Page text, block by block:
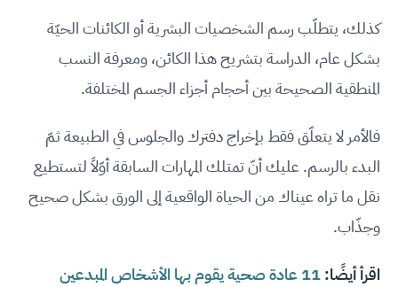
كذلك، يتطلّب رسم الشخصيات البشرية أو الكائنات الحيّة
بشكل عام، الدراسة بتشريح هذا الكائن، ومعرفة النسب
المنطقية الصحيحة بين أحجام أجزاء الجسم المختلفة.
فالأمر لا يتعلّق فقط بإخراج دفترك والجلوس في الطبيعة ثمّ
البدء بالرسم. عليك أنّ تمتلك المهارات السابقة أوّلاً لتستطيع
نقل ما تراه عيناك من الحياة الواقعية إلى الورق بشكل صحيح
وجذّاب.
اقرأ أيضًا:
11 عادة صحية يقوم بها الأشخاص المبدعين